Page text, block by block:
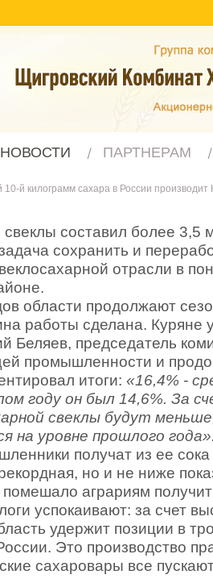
НОВОСТИ ПАРТНЕРАМ
10-й килограмм сахара в России производит
составил более 3,5
сохранить и
отрасли в
области продолжают
работы сделана. Куряне
Беляев, председатель
промышленности и
итоги: «16,4% -
году он был 14,6%. За
свеклы будут
на уровне прошлого
получат из ее
но и не ниже
аграриям
успокаивают: за счет
удержит позиции в
Это производство
сахаровары все